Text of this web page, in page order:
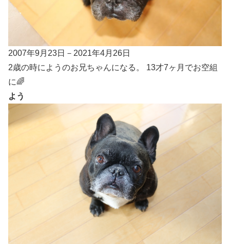
2007年9月23日－2021年4月26日
2歳の時にようのお兄ちゃんになる。 13才7ヶ月でお空組
に🌈
よう